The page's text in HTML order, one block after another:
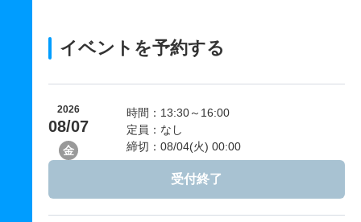
イベントを予約する
2026
08/07
金
時間：13:30～16:00
定員：なし
締切：08/04(火) 00:00
受付終了